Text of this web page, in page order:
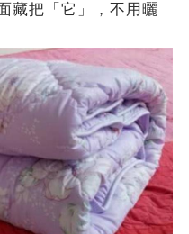
藏把「它」，不用曬